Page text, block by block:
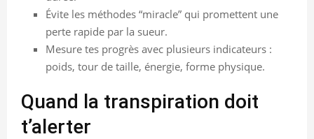
Évite les méthodes “miracle” qui promettent une
perte rapide par la sueur.
Mesure tes progrès avec plusieurs indicateurs :
poids, tour de taille, énergie, forme physique.
Quand la transpiration doit
t’alerter